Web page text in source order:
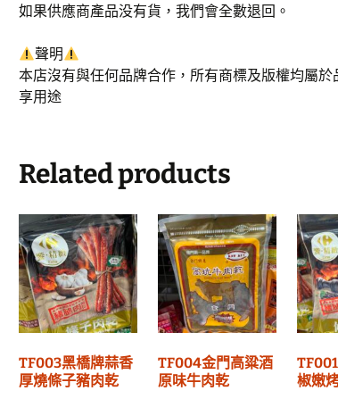
如果供應商產品没有貨，我們會全數退回。
聲明
本店沒有與任何品牌合作，所有商標及版權均屬
享用途
Related products
TF003黑橋牌蒜香
厚燒條子豬肉乾
TF004金門高粱酒
原味牛肉乾
椒嫩